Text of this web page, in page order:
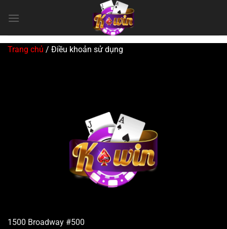
đến
dung
Trang chủ / Điều khoản sử dụng
1500 Broadway #500